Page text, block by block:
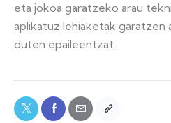
eta jokoa garatzeko arau
aplikatuz lehiaketak
duten epaileentzat.